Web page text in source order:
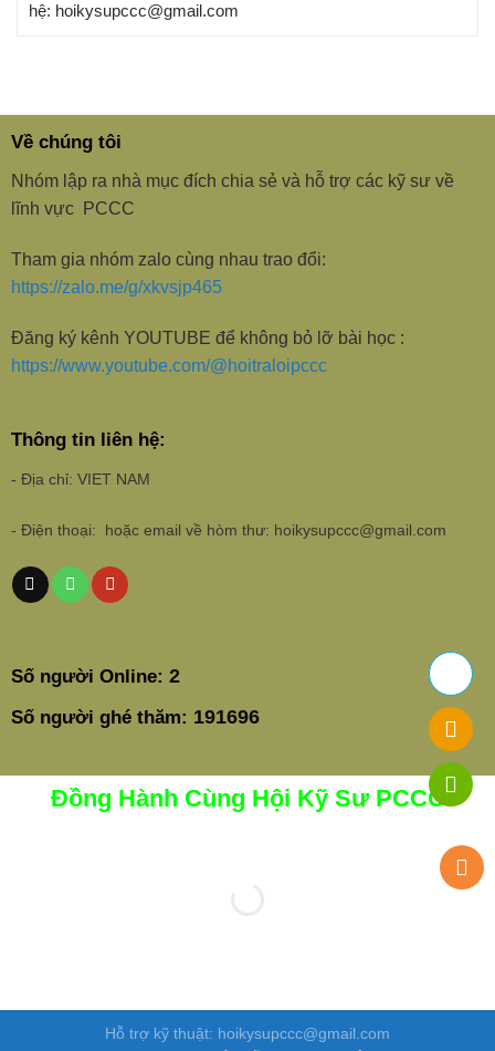
hệ: hoikysupccc@gmail.com
Về chúng tôi
Nhóm lập ra nhà mục đích chia sẻ và hỗ trợ các kỹ sư về
lĩnh vực PCCC
Tham gia nhóm zalo cùng nhau trao đổi:
https://zalo.me/g/xkvsjp465
Đăng ký kênh YOUTUBE để không bỏ lỡ bài học :
https://www.youtube.com/@hoitraloipccc
Thông tin liên hệ:
- Địa chỉ: VIET NAM
- Điện thoại: hoặc email về hòm thư: hoikysupccc@gmail.com
Số người Online: 2
Số người ghé thăm: 191696
Đồng Hành Cùng Hội Kỹ Sư PCCC
Hỗ trợ kỹ thuật: hoikysupccc@gmail.com